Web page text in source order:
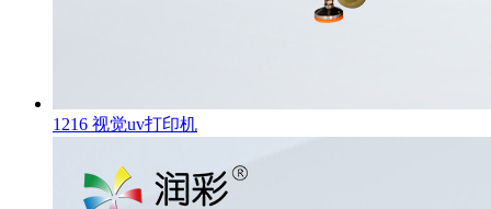
1216 视觉uv打印机